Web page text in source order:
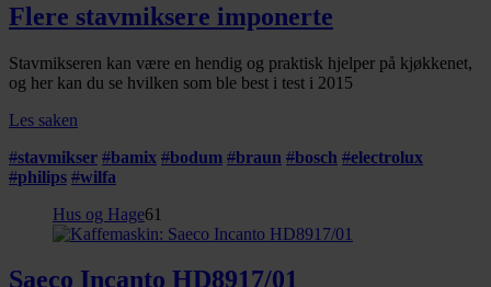
Flere stavmiksere imponerte
Stavmikseren kan være en hendig og praktisk hjelper på kjøkkenet,
og her kan du se hvilken som ble best i test i 2015
Les saken
#stavmikser #bamix #bodum #braun #bosch #electrolux
#philips #wilfa
Hus og Hage61
Saeco Incanto HD8917/01